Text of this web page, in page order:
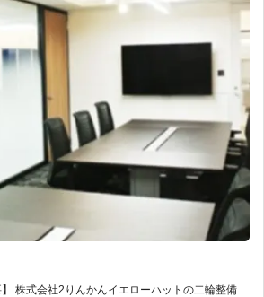
】 株式会社2りんかんイエローハットの二輪整備